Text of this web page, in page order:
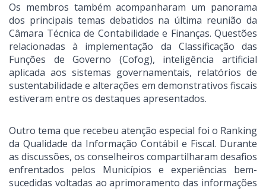
Os membros também acompanharam um panorama
dos principais temas debatidos na última reunião da
Câmara Técnica de Contabilidade e Finanças. Questões
relacionadas à implementação da Classificação das
Funções de Governo (Cofog), inteligência artificial
aplicada aos sistemas governamentais, relatórios de
sustentabilidade e alterações em demonstrativos fiscais
estiveram entre os destaques apresentados.
Outro tema que recebeu atenção especial foi o Ranking
da Qualidade da Informação Contábil e Fiscal. Durante
as discussões, os conselheiros compartilharam desafios
enfrentados pelos Municípios e experiências bem-
sucedidas voltadas ao aprimoramento das informações